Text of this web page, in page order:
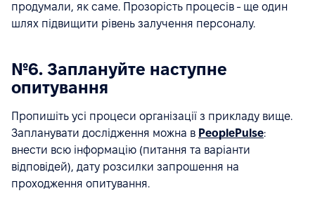
продумали, як саме. Прозорість процесів - ще один
шлях підвищити рівень залучення персоналу.
№6. Заплануйте наступне
опитування
Пропишіть усі процеси організації з прикладу вище.
Запланувати дослідження можна в PeoplePulse:
внести всю інформацію (питання та варіанти
відповідей), дату розсилки запрошення на
проходження опитування.